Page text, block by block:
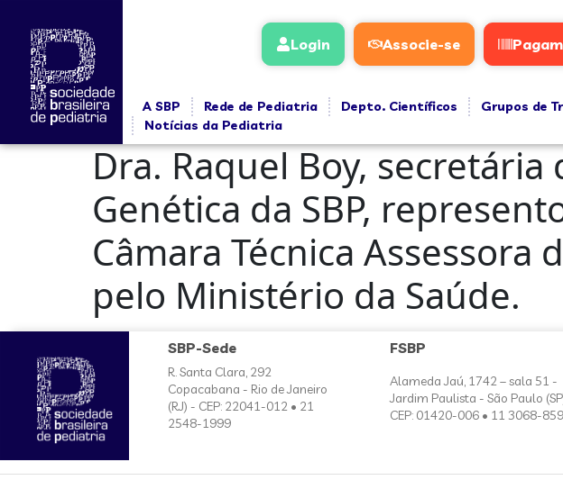
Login Associe-se
A SBP Rede de Pediatria Depto. Científicos Grupos de
Notícias da Pediatria
Dra. Raquel Boy,
Genética da SBP,
Câmara Técnica Assessora
pelo Ministério da Saúde.
SBP-Sede
R. Santa Clara, 292
Copacabana - Rio de Janeiro
(RJ) - CEP: 22041-012 • 21
2548-1999
FSBP
Alameda Jaú, 1742 – sala 51 -
Jardim Paulista - São Paulo
CEP: 01420-006 • 11 3068-